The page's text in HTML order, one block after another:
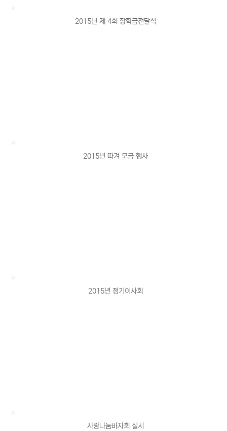
2015년 제 4회 장학금전달식
2015년 따겨 모금 행사
2015년 정기이사회
사랑나눔바자회 실시